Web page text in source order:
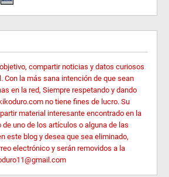
compartir noticias y datos curiosos
Con la más sana intención de que sean
en la red, Siempre respetando y dando
no tiene fines de lucro. Su
material interesante encontrado en la
de uno de los artículos o alguna de las
este blog y desea que sea eliminado,
electrónico y serán removidos a la